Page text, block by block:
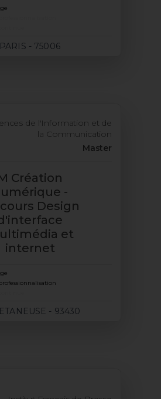
PARIS - 75006
de l'Information et de
la Communication
Master
Création
-
Design
et
internet
- 93430